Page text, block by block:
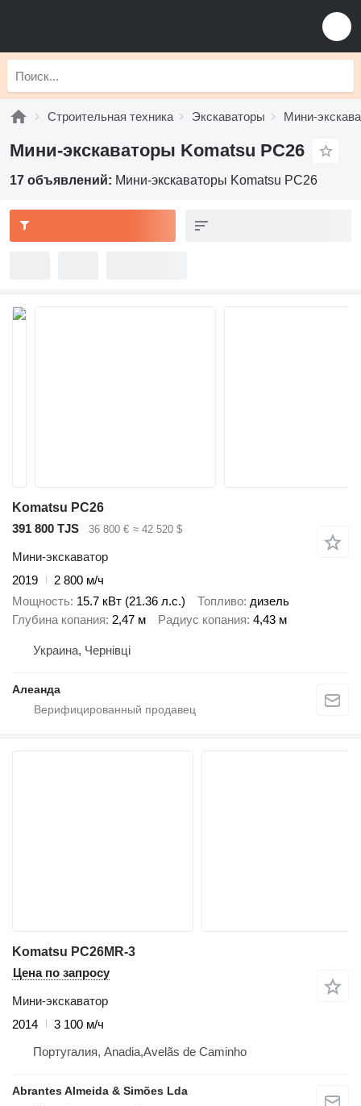
Строительная техника Экскаваторы Мини-
Мини-экскаваторы Komatsu PC26
17 объявлений: Мини-экскаваторы Komatsu PC26
Komatsu PC26
391 800 TJS
36 800 € ≈ 42 520 $
Мини-экскаватор
2019
2 800 м/ч
Мощность 15.7 кВт (21.36 л.с.) Топливо дизель
Глубина копания 2,47 м Радиус копания 4,43 м
Украина, Чернівці
Алеанда
Komatsu PC26MR-3
Цена по запросу
Мини-экскаватор
2014
3 100 м/ч
Португалия, Anadia,Avelãs de Caminho
Abrantes Almeida & Simões Lda